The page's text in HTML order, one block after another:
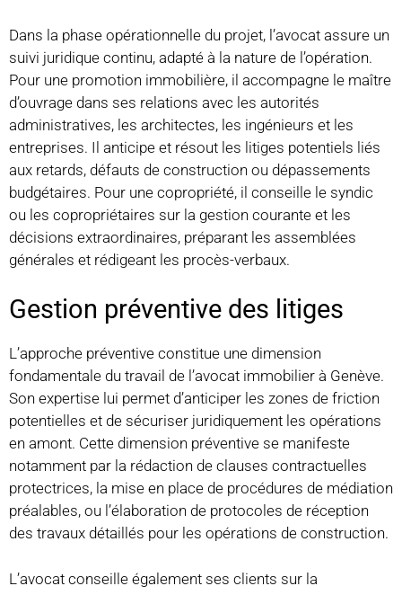
Dans la phase opérationnelle du projet, l’avocat assure un
suivi juridique continu, adapté à la nature de l’opération.
Pour une promotion immobilière, il accompagne le maître
d’ouvrage dans ses relations avec les autorités
administratives, les architectes, les ingénieurs et les
entreprises. Il anticipe et résout les litiges potentiels liés
aux retards, défauts de construction ou dépassements
budgétaires. Pour une copropriété, il conseille le syndic
ou les copropriétaires sur la gestion courante et les
décisions extraordinaires, préparant les assemblées
générales et rédigeant les procès-verbaux.
Gestion préventive des litiges
L’approche préventive constitue une dimension
fondamentale du travail de l’avocat immobilier à Genève.
Son expertise lui permet d’anticiper les zones de friction
potentielles et de sécuriser juridiquement les opérations
en amont. Cette dimension préventive se manifeste
notamment par la rédaction de clauses contractuelles
protectrices, la mise en place de procédures de médiation
préalables, ou l’élaboration de protocoles de réception
des travaux détaillés pour les opérations de construction.
L’avocat conseille également ses clients sur la